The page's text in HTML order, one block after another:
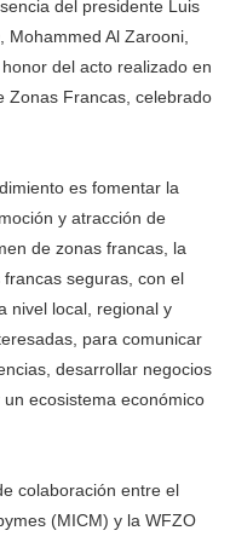
del presidente Luis
Al Zarooni,
del acto realizado en
Zonas Francas, celebrado
es fomentar la
y atracción de
de zonas francas, la
seguras, con el
nivel local, regional y
para comunicar
desarrollar negocios
ecosistema económico
colaboración entre el
(MICM) y la WFZO